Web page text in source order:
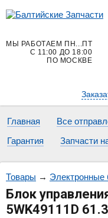
МЫ РАБОТАЕМ ПН...ПТ
С 11:00 ДО 18:00
ПО МОСКВЕ
Главная Все
Гарантия
Запчасти
Товары → Электронные
Блок
5WK49111D